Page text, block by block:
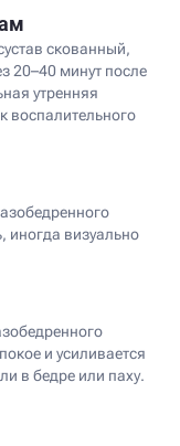
скованный,
20–40 минут после
утренняя
воспалительного
иногда визуально
и усиливается
в бедре или паху.